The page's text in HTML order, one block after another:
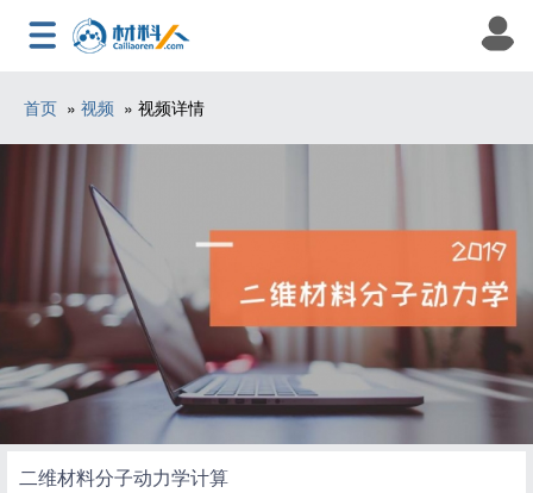
首页 » 视频 » 视频详情
二维材料分子动力学计算